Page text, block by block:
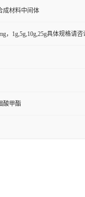
成材料中间体
，1g,5g,10g,25g具体规格请
酸甲酯